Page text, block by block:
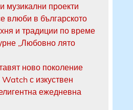
музикални проекти
влюби в българското
и традиции по време
„Любовно лято
ново поколение
с изкуствен
ежедневна